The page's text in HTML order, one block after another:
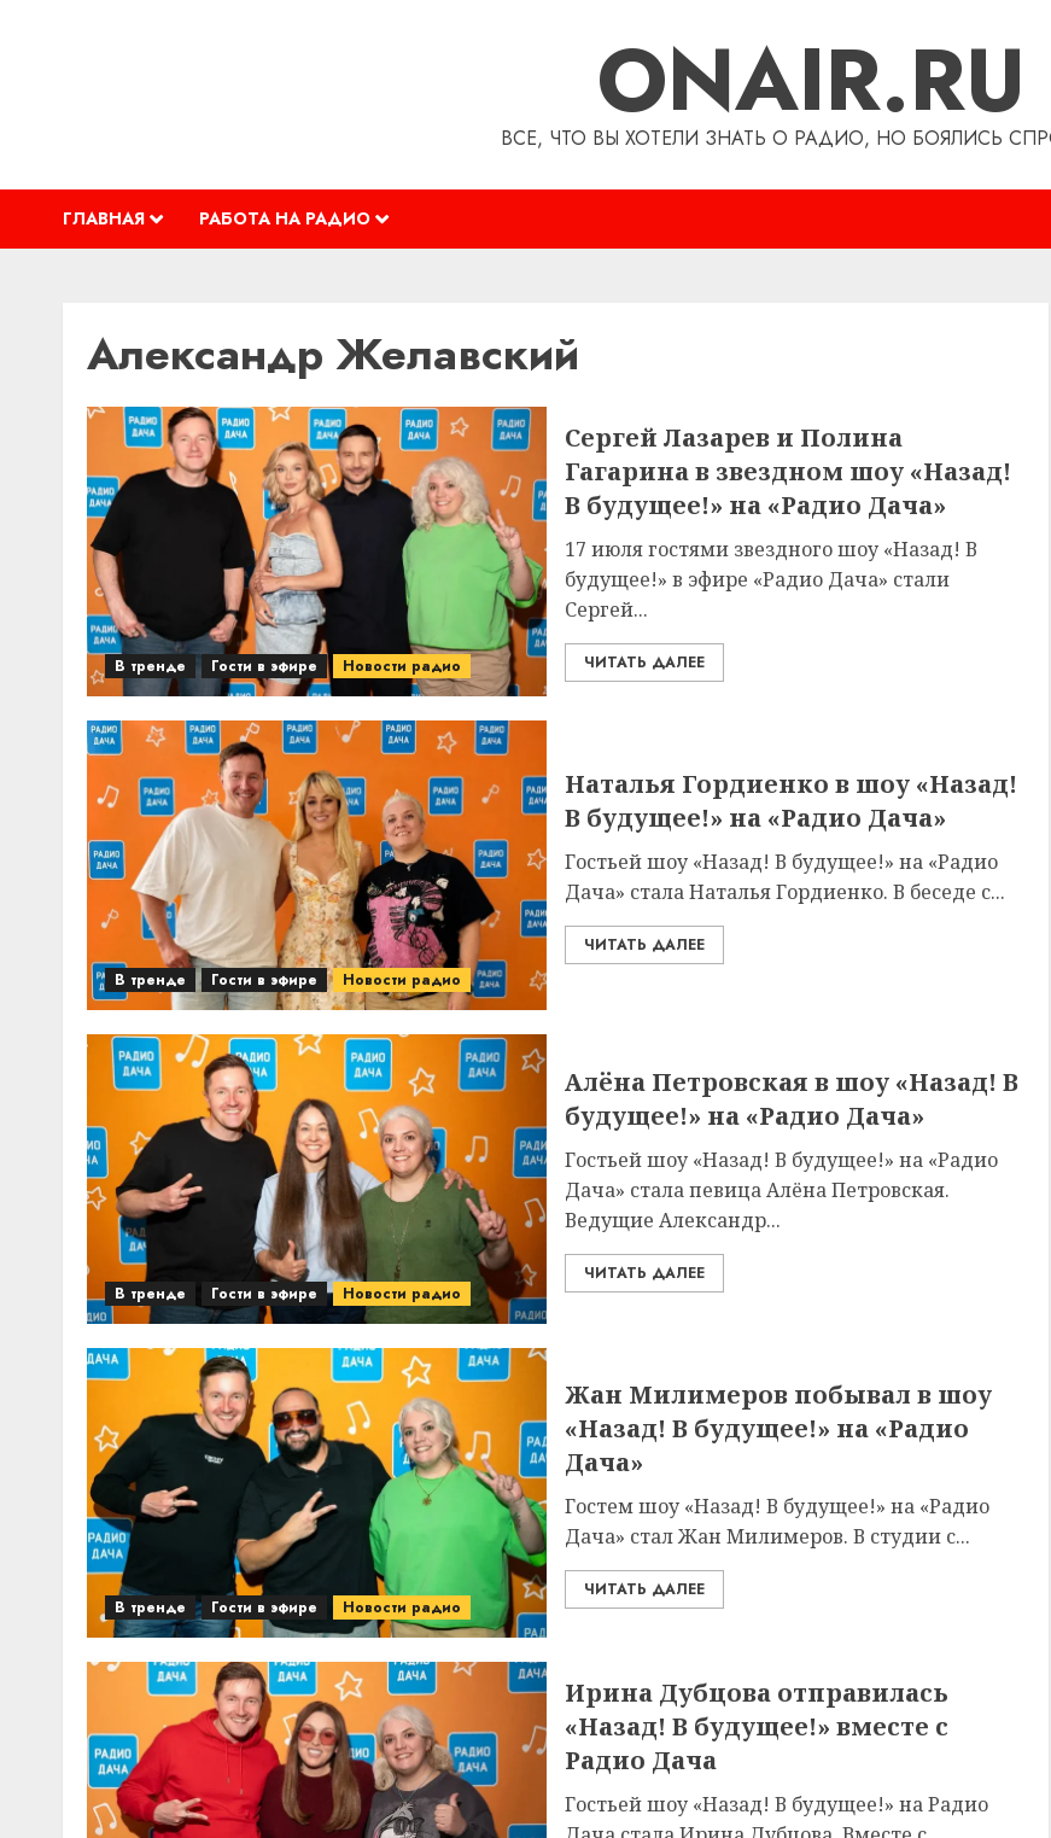
ONAIR.RU
ВСЕ, ЧТО ВЫ ХОТЕЛИ ЗНАТЬ О РАДИО, НО БОЯЛИСЬ
ГЛАВНАЯ РАБОТА НА РАДИО
Александр Желавский
В тренде Гости в эфире Новости радио
Сергей Лазарев и Полина
Гагарина в звездном шоу «Назад!
В будущее!» на «Радио Дача»
17 июля гостями звездного шоу «Назад! В
будущее!» в эфире «Радио Дача» стали
Сергей...
ЧИТАТЬ ДАЛЕЕ
В тренде Гости в эфире Новости радио
Наталья Гордиенко в шоу «Назад!
В будущее!» на «Радио Дача»
Гостьей шоу «Назад! В будущее!» на «Радио
Дача» стала Наталья Гордиенко. В беседе с...
ЧИТАТЬ ДАЛЕЕ
В тренде Гости в эфире Новости радио
Алёна Петровская в шоу «Назад! В
будущее!» на «Радио Дача»
Гостьей шоу «Назад! В будущее!» на «Радио
Дача» стала певица Алёна Петровская.
Ведущие Александр...
ЧИТАТЬ ДАЛЕЕ
В тренде Гости в эфире Новости радио
Жан Милимеров побывал в шоу
«Назад! В будущее!» на «Радио
Дача»
Гостем шоу «Назад! В будущее!» на «Радио
Дача» стал Жан Милимеров. В студии с...
ЧИТАТЬ ДАЛЕЕ
Ирина Дубцова отправилась
«Назад! В будущее!» вместе с
Радио Дача
Гостьей шоу «Назад! В будущее!» на Радио